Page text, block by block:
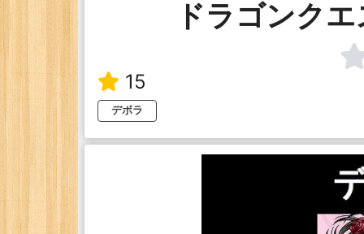
ドラゴンク
15
デボラ